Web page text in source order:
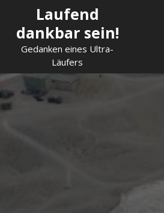
content
Laufend
dankbar sein!
Gedanken eines Ultra-
Läufers